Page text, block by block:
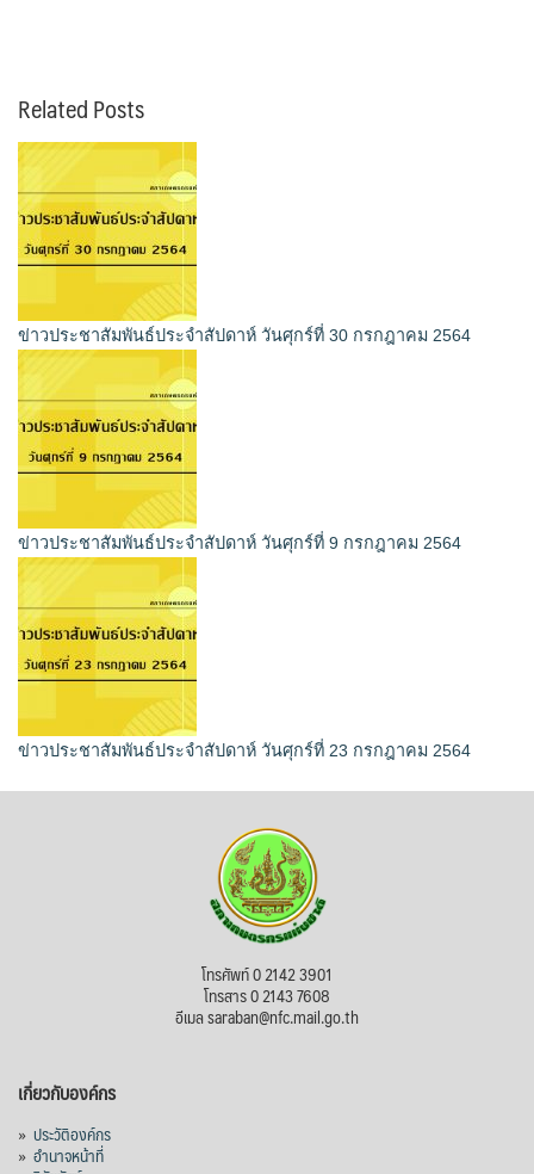
Related Posts
ข่าวประชาสัมพันธ์ประจำสัปดาห์ วันศุกร์ที่ 30 กรกฎาคม 2564
ข่าวประชาสัมพันธ์ประจำสัปดาห์ วันศุกร์ที่ 9 กรกฎาคม 2564
ข่าวประชาสัมพันธ์ประจำสัปดาห์ วันศุกร์ที่ 23 กรกฎาคม 2564
โทรศัพท์ 0 2142 3901
โทรสาร 0 2143 7608
อีเมล saraban@nfc.mail.go.th
เกี่ยวกับองค์กร
» ประวัติองค์กร
» อำนาจหน้าที่